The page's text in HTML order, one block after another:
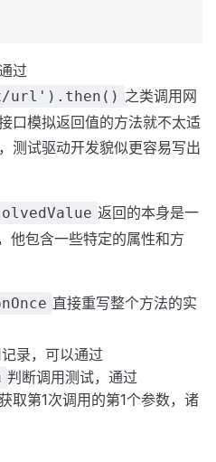
过
url').then() 之类调用网
口模拟返回值的方法就不太适
测试驱动开发貌似更容易写出
返回的本身是一
他包含一些特定的属性和方
直接重写整个方法的实
录，可以通过
判断调用测试，通过
取第1次调用的第1个参数，诸